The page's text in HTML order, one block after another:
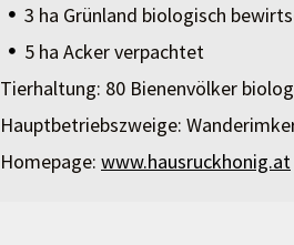
3 ha Grünland biologisch
5 ha Acker verpachtet
Tierhaltung: 80 Bienenvölker
Hauptbetriebszweige:
Homepage: www.hausruckhonig.at